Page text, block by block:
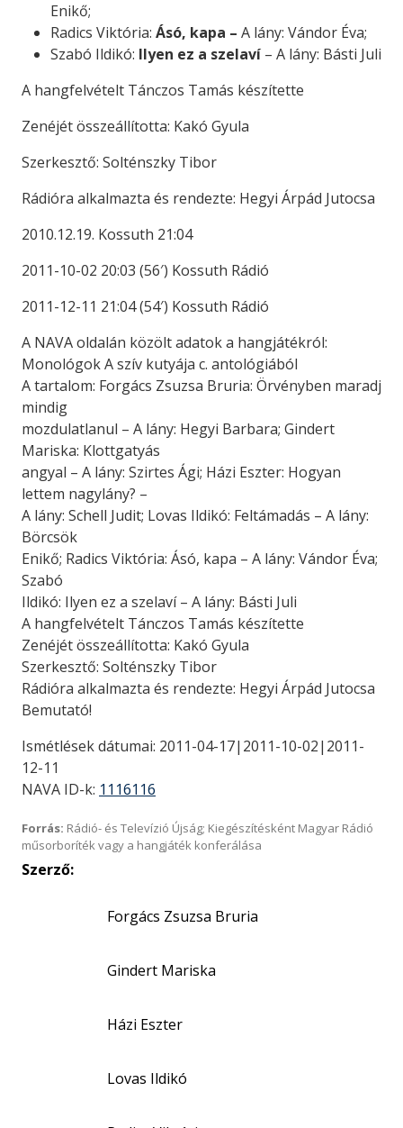
Enikő;
Radics Viktória: Ásó, kapa – A lány: Vándor Éva;
Szabó Ildikó: Ilyen ez a szelaví – A lány: Básti Juli
A hangfelvételt Tánczos Tamás készítette
Zenéjét összeállította: Kakó Gyula
Szerkesztő: Solténszky Tibor
Rádióra alkalmazta és rendezte: Hegyi Árpád Jutocsa
2010.12.19. Kossuth 21:04
2011-10-02 20:03 (56′) Kossuth Rádió
2011-12-11 21:04 (54′) Kossuth Rádió
A NAVA oldalán közölt adatok a hangjátékról:
Monológok A szív kutyája c. antológiából
A tartalom: Forgács Zsuzsa Bruria: Örvényben maradj
mindig
mozdulatlanul – A lány: Hegyi Barbara; Gindert
Mariska: Klottgatyás
angyal – A lány: Szirtes Ági; Házi Eszter: Hogyan
lettem nagylány? –
A lány: Schell Judit; Lovas Ildikó: Feltámadás – A lány:
Börcsök
Enikő; Radics Viktória: Ásó, kapa – A lány: Vándor Éva;
Szabó
Ildikó: Ilyen ez a szelaví – A lány: Básti Juli
A hangfelvételt Tánczos Tamás készítette
Zenéjét összeállította: Kakó Gyula
Szerkesztő: Solténszky Tibor
Rádióra alkalmazta és rendezte: Hegyi Árpád Jutocsa
Bemutató!
Ismétlések dátumai: 2011-04-17|2011-10-02|2011-
12-11
NAVA ID-k: 1116116
Forrás: Rádió- és Televízió Újság; Kiegészítésként Magyar Rádió
műsorboríték vagy a hangjáték konferálása
Szerző:
Forgács Zsuzsa Bruria
Gindert Mariska
Házi Eszter
Lovas Ildikó